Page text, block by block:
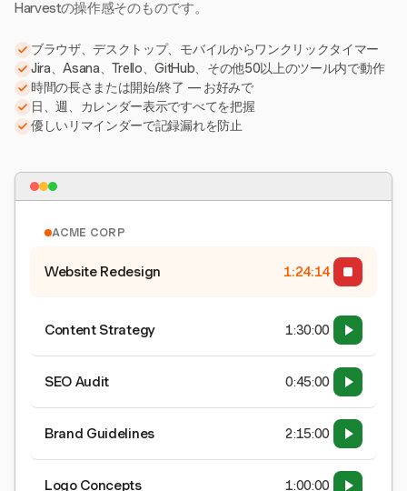
Harvestの操作感そのものです。
ブラウザ、デスクトップ、モバイルからワンクリックタイマー
Jira、Asana、Trello、GitHub、その他50以上のツール内で動作
時間の長さまたは開始/終了 — お好みで
日、週、カレンダー表示ですべてを把握
優しいリマインダーで記録漏れを防止
ACME CORP
Website Redesign 1:24:15
Content Strategy 1:30:00
SEO Audit 0:45:00
Brand Guidelines 2:15:00
Logo Concepts 1:00:00